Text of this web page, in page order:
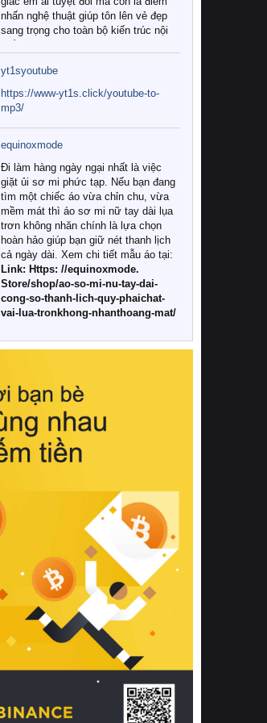
nhấn nghệ thuật giúp tôn lên vẻ đẹp
sang trọng cho toàn bộ kiến trúc nội
Tuy nhiên, giữa thị trường đa dạng
với vô vàn thương hiệu và mẫu mã
như hiện nay, làm thế nào để chọn
được những bộ chăn ga gối đệm cao
cấp thực sự chất lượng, phù hợp với
khí hậu và nhu cầu sử dụng của gia
đình? Hãy cùng chúng tôi đi tìm lời
giải đáp chi tiết qua bài viết dưới đây.
1. Tại sao các gia đình hiện đại lại ưa
chuộng chăn ga gối đệm cao cấp?
Khác với các dòng sản phẩm thông
thường, những bộ chăn ga gối đệm
cao cấp trải qua quy trình sản xuất
nghiêm ngặt từ khâu chọn lọc nguyên
liệu tự nhiên đến công nghệ dệt
nhuộm hiện đại không chứa hóa chất
này, bạn sẽ cảm nhận rõ rệt sự khác
hồi chuẩn xác của phần đệm nâng đỡ
cột sống.
Bên cạnh đó, việc lựa chọn các dòng
sản phẩm đạt chuẩn chất lượng quốc
tế còn giúp ngăn ngừa tình trạng kích
khuẩn và nấm mốc trong điều kiện
thời tiết nóng ẩm. Bạn có thể tìm hiểu
thêm các nghiên cứu khoa học về tác
động của giấc ngủ và môi trường
phòng ngủ đối với sức khỏe con
người tại Sleep Foundation (External
Link) để có cái nhìn toàn diện hơn.
2. Các tiêu chí vàng khi lựa chọn
chăn ga gối đệm cao cấp cho phòng
ngủ
Để sở hữu một bộ chăn ga gối đệm
cao cấp hoàn hảo cả về thẩm mỹ lẫn
công năng, người tiêu dùng cần cân
nhắc kỹ lưỡng các tiêu chí quan trọng
yt1syoutube
https://www-yt1s.click/youtube-to-
mp3/
equinoxmode
Đi làm hàng ngày ngại nhất là việc
giặt ủi sơ mi phức tạp. Nếu bạn đang
tìm một chiếc áo vừa chỉn chu, vừa
mềm mát thì áo sơ mi nữ tay dài lụa
trơn không nhăn chính là lựa chọn
hoàn hảo giúp bạn giữ nét thanh lịch
cả ngày dài. Xem chi tiết mẫu áo tại:
Link: Https: //equinoxmode.
Store/shop/ao-so-mi-nu-tay-dai-
cong-so-thanh-lich-quy-phaichat-
vai-lua-tronkhong-nhanthoang-mat/